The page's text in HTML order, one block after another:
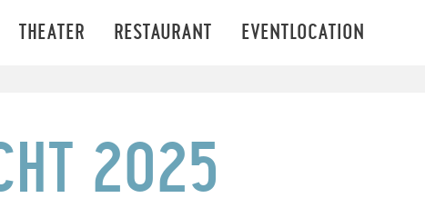
THEATER RESTAURANT EVENTLOCATION
2025